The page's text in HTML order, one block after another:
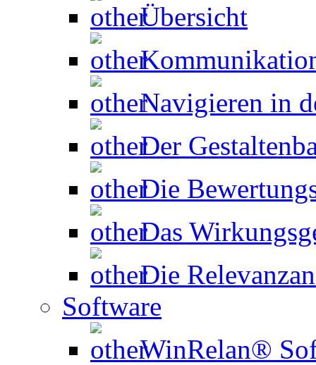
Übersicht
Navigieren in
Der
Die
Das
Die
Software
WinRelan®